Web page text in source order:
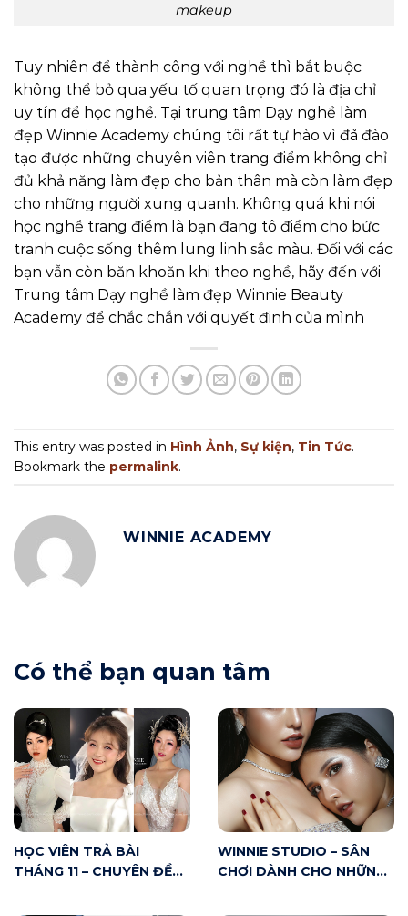
makeup
Tuy nhiên để thành công với nghề thì bắt buộc
không thể bỏ qua yếu tố quan trọng đó là địa chỉ
uy tín để học nghề. Tại trung tâm Dạy nghề làm
đẹp Winnie Academy chúng tôi rất tự hào vì đã đào
tạo được những chuyên viên trang điểm không chỉ
đủ khả năng làm đẹp cho bản thân mà còn làm đẹp
cho những người xung quanh. Không quá khi nói
học nghề trang điểm là bạn đang tô điểm cho bức
tranh cuộc sống thêm lung linh sắc màu. Đối với các
bạn vẫn còn băn khoăn khi theo nghề, hãy đến với
Trung tâm Dạy nghề làm đẹp Winnie Beauty
Academy để chắc chắn với quyết đinh của mình
This entry was posted in Hình Ảnh, Sự kiện, Tin Tức.
Bookmark the permalink.
WINNIE ACADEMY
Có thể bạn quan tâm
HỌC VIÊN TRẢ BÀI
THÁNG 11 – CHUYÊN ĐỀ
WINNIE STUDIO – SÂN
CHƠI DÀNH CHO NHỮNG